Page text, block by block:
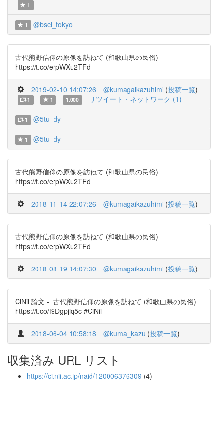
1
1 @bscl_tokyo
古代熊野信仰の原像を訪ねて (和歌山県の民俗)
https://t.co/erpWXu2TFd
2019-02-10 14:07:26 @kumagaikazuhimi (投稿一覧)
1 1 1.000 リツイート・ネットワーク (1)
1 @5tu_dy
1 @5tu_dy
古代熊野信仰の原像を訪ねて (和歌山県の民俗)
https://t.co/erpWXu2TFd
2018-11-14 22:07:26 @kumagaikazuhimi (投稿一覧)
古代熊野信仰の原像を訪ねて (和歌山県の民俗)
https://t.co/erpWXu2TFd
2018-08-19 14:07:30 @kumagaikazuhimi (投稿一覧)
CiNii 論文 - 古代熊野信仰の原像を訪ねて (和歌山県の民俗)
https://t.co/f9Dgpjiq5c #CiNii
2018-06-04 10:58:18 @kuma_kazu (投稿一覧)
収集済み URL リスト
https://ci.nii.ac.jp/naid/120006376309 (4)